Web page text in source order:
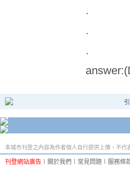
.
.
.
本城市刊登之內容為作者個人自行提供上傳，不代
刊登網站廣告 關於我們 常見問題 服務條